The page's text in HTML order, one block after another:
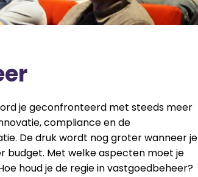
je geconfronteerd met steeds meer
compliance en de
De druk wordt nog groter wanneer je
budget. Met welke aspecten moet je
houd je de regie in vastgoedbeheer?